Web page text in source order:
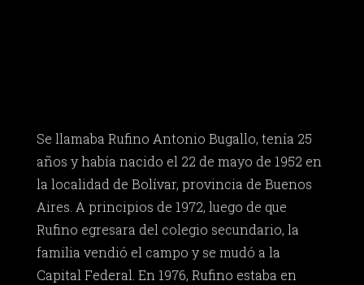
Se llamaba Rufino Antonio Bugallo, tenía 25
años y había nacido el 22 de mayo de 1952 en
la localidad de Bolívar, provincia de Buenos
Aires. A principios de 1972, luego de que
Rufino egresara del colegio secundario, la
familia vendió el campo y se mudó a la
Capital Federal. En 1976, Rufino estaba en